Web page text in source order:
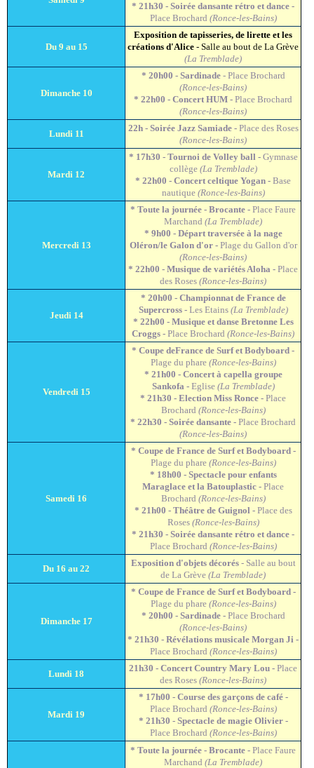
* 21h30 - Soirée dansante rétro et dance -
Place Brochard (Ronce-les-Bains)
Du 9 au 15
Exposition de tapisseries, de lirette et les
créations d'Alice - Salle au bout de La Grève
(La Tremblade)
Dimanche 10
* 20h00 - Sardinade - Place Brochard
(Ronce-les-Bains)
* 22h00 - Concert HUM - Place Brochard
(Ronce-les-Bains)
Lundi 11
22h - Soirée Jazz Samiade - Place des Roses
(Ronce-les-Bains)
Mardi 12
* 17h30 - Tournoi de Volley ball - Gymnase
collège (La Tremblade)
* 22h00 - Concert celtique Yogan - Base
nautique (Ronce-les-Bains)
Mercredi 13
* Toute la journée - Brocante - Place Faure
Marchand (La Tremblade)
* 9h00 - Départ traversée à la nage
Oléron/le Galon d'or - Plage du Gallon d'or
(Ronce-les-Bains)
* 22h00 - Musique de variétés Aloha - Place
des Roses (Ronce-les-Bains)
Jeudi 14
* 20h00 - Championnat de France de
Supercross - Les Etains (La Tremblade)
* 22h00 - Musique et danse Bretonne Les
Croggs - Place Brochard (Ronce-les-Bains)
Vendredi 15
* Coupe deFrance de Surf et Bodyboard -
Plage du phare (Ronce-les-Bains)
* 21h00 - Concert à capella groupe
Sankofa - Eglise (La Tremblade)
* 21h30 - Election Miss Ronce - Place
Brochard (Ronce-les-Bains)
* 22h30 - Soirée dansante - Place Brochard
(Ronce-les-Bains)
Samedi 16
* Coupe de France de Surf et Bodyboard -
Plage du phare (Ronce-les-Bains)
* 18h00 - Spectacle pour enfants
Maraglace et la Batouplastic - Place
Brochard (Ronce-les-Bains)
* 21h00 - Théâtre de Guignol - Place des
Roses (Ronce-les-Bains)
* 21h30 - Soirée dansante rétro et dance -
Place Brochard (Ronce-les-Bains)
Du 16 au 22
Exposition d'objets décorés- Salle au bout
de La Grève (La Tremblade)
Dimanche 17
* Coupe de France de Surf et Bodyboard -
Plage du phare (Ronce-les-Bains)
* 20h00 - Sardinade - Place Brochard
(Ronce-les-Bains)
* 21h30 - Révélations musicale Morgan Ji -
Place Brochard (Ronce-les-Bains)
Lundi 18
21h30 - Concert Country Mary Lou - Place
des Roses (Ronce-les-Bains)
Mardi 19
* 17h00 - Course des garçons de café -
Place Brochard (Ronce-les-Bains)
* 21h30 - Spectacle de magie Olivier -
Place Brochard (Ronce-les-Bains)
* Toute la journée - Brocante - Place Faure
Marchand (La Tremblade)